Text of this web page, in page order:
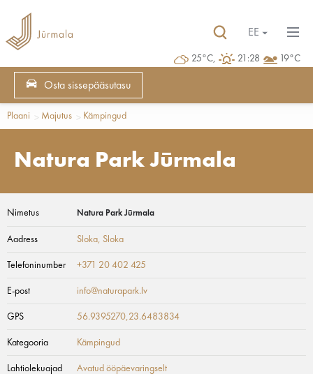
25°C, 21:28 19°C
EE
Osta sissepääsutasu
Plaani Majutus Kämpingud
Natura Park Jūrmala
Nimetus Natura Park Jūrmala
Aadress Sloka, Sloka
Telefoninumber +371 20 402 425
E-post info@naturapark.lv
GPS 56.9395270,23.6483834
Kategooria Kämpingud
Lahtiolekuajad Avatud ööpäevaringselt